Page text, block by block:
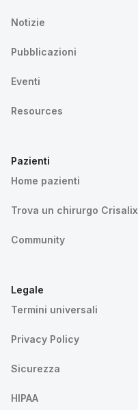
Notizie
Pubblicazioni
Eventi
Resources
Pazienti
Home pazienti
Trova un chirurgo Crisalix
Community
Legale
Termini universali
Privacy Policy
Sicurezza
HIPAA